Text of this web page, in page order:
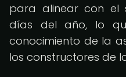
para alinear con el
días del año, lo
conocimiento de la
los constructores de